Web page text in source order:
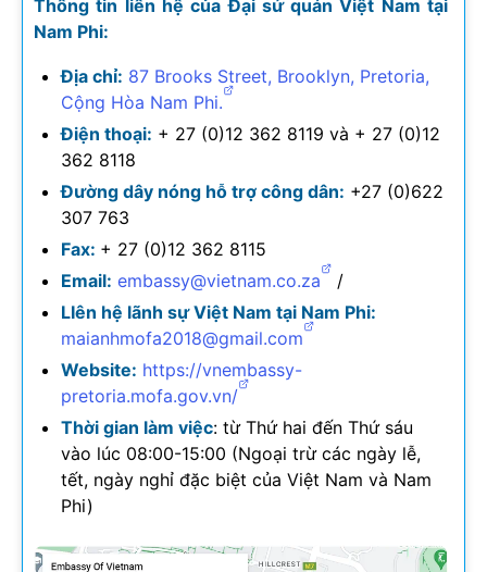
Thông tin liên hệ của Đại sứ quán Việt Nam tại
Nam Phi:
Địa chỉ: 87 Brooks Street, Brooklyn, Pretoria,
Cộng Hòa Nam Phi.
Điện thoại: + 27 (0)12 362 8119 và + 27 (0)12
362 8118
Đường dây nóng hỗ trợ công dân: +27 (0)622
307 763
Fax: + 27 (0)12 362 8115
Email: embassy@vietnam.co.za
/
LIên hệ lãnh sự Việt Nam tại Nam Phi:
maianhmofa2018@gmail.com
​Website: https://vnembassy-
pretoria.mofa.gov.vn/
Thời gian làm việc: từ Thứ hai đến Thứ sáu
vào lúc 08:00-15:00 (Ngoại trừ các ngày lễ,
tết, ngày nghỉ đặc biệt của Việt Nam và Nam
Phi)